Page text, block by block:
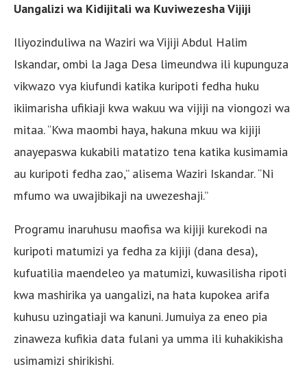
Uangalizi wa Kidijitali wa Kuviwezesha Vijiji
Iliyozinduliwa na Waziri wa Vijiji Abdul Halim
Iskandar, ombi la Jaga Desa limeundwa ili kupunguza
vikwazo vya kiufundi katika kuripoti fedha huku
ikiimarisha ufikiaji kwa wakuu wa vijiji na viongozi wa
mitaa. “Kwa maombi haya, hakuna mkuu wa kijiji
anayepaswa kukabili matatizo tena katika kusimamia
au kuripoti fedha zao,” alisema Waziri Iskandar. “Ni
mfumo wa uwajibikaji na uwezeshaji.”
Programu inaruhusu maofisa wa kijiji kurekodi na
kuripoti matumizi ya fedha za kijiji (dana desa),
kufuatilia maendeleo ya matumizi, kuwasilisha ripoti
kwa mashirika ya uangalizi, na hata kupokea arifa
kuhusu uzingatiaji wa kanuni. Jumuiya za eneo pia
zinaweza kufikia data fulani ya umma ili kuhakikisha
usimamizi shirikishi.